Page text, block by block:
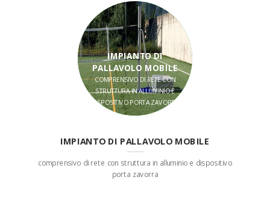
IMPIANTO DI
PALLAVOLO MOBILE
COMPRENSIVO DI RETE CON
STRUTTURA IN ALLUMINIO E
DISPOSITIVO PORTA ZAVORRA
IMPIANTO DI PALLAVOLO MOBILE
comprensivo di rete con struttura in alluminio e dispositivo
porta zavorra